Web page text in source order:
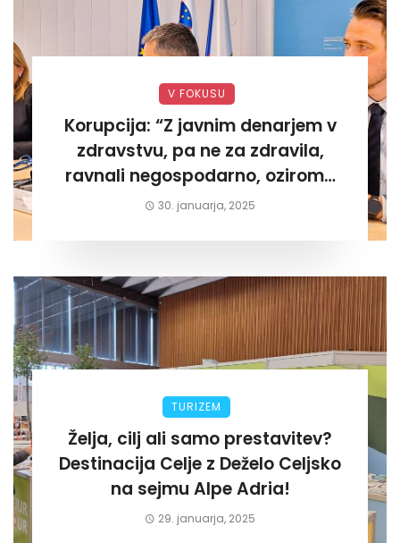
V FOKUSU
Korupcija: “Z javnim denarjem v
zdravstvu, pa ne za zdravila,
ravnali negospodarno, oziroma
za lastni žep. Tokrat na Žalskem«
30. januarja, 2025
TURIZEM
Želja, cilj ali samo prestavitev?
Destinacija Celje z Deželo Celjsko
na sejmu Alpe Adria!
29. januarja, 2025